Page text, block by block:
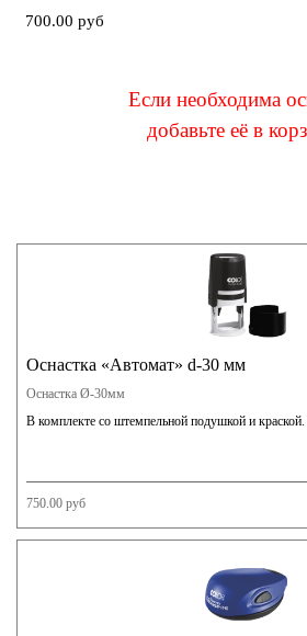
700.00 руб
Если необходима
добавьте её в
Оснастка «Автомат» d-30 мм
Оснастка Ø-30мм
В комплекте со штемпельной подушкой и краской.
750.00 руб